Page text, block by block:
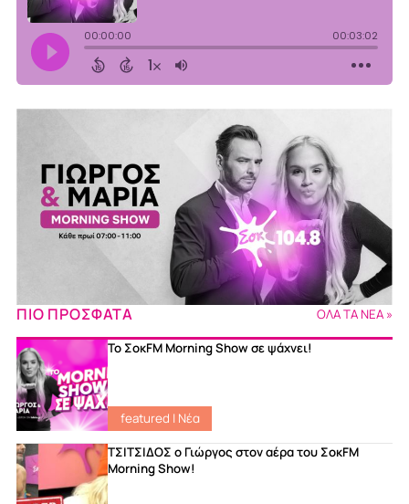
ΠΙΟ ΠΡΟΣΦΑΤΑ ΟΛΑ ΤΑ ΝΕΑ »
Το ΣοκFM Morning Show σε ψάχνει!
featured | Νέα
ΤΣΙΤΣΙΔΟΣ ο Γιώργος στον αέρα του ΣοκFM
Morning Show!